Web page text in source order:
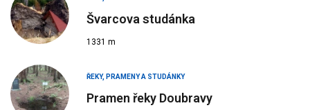
Švarcova studánka
1331 m
ŘEKY, PRAMENY A STUDÁNKY
Pramen řeky Doubravy